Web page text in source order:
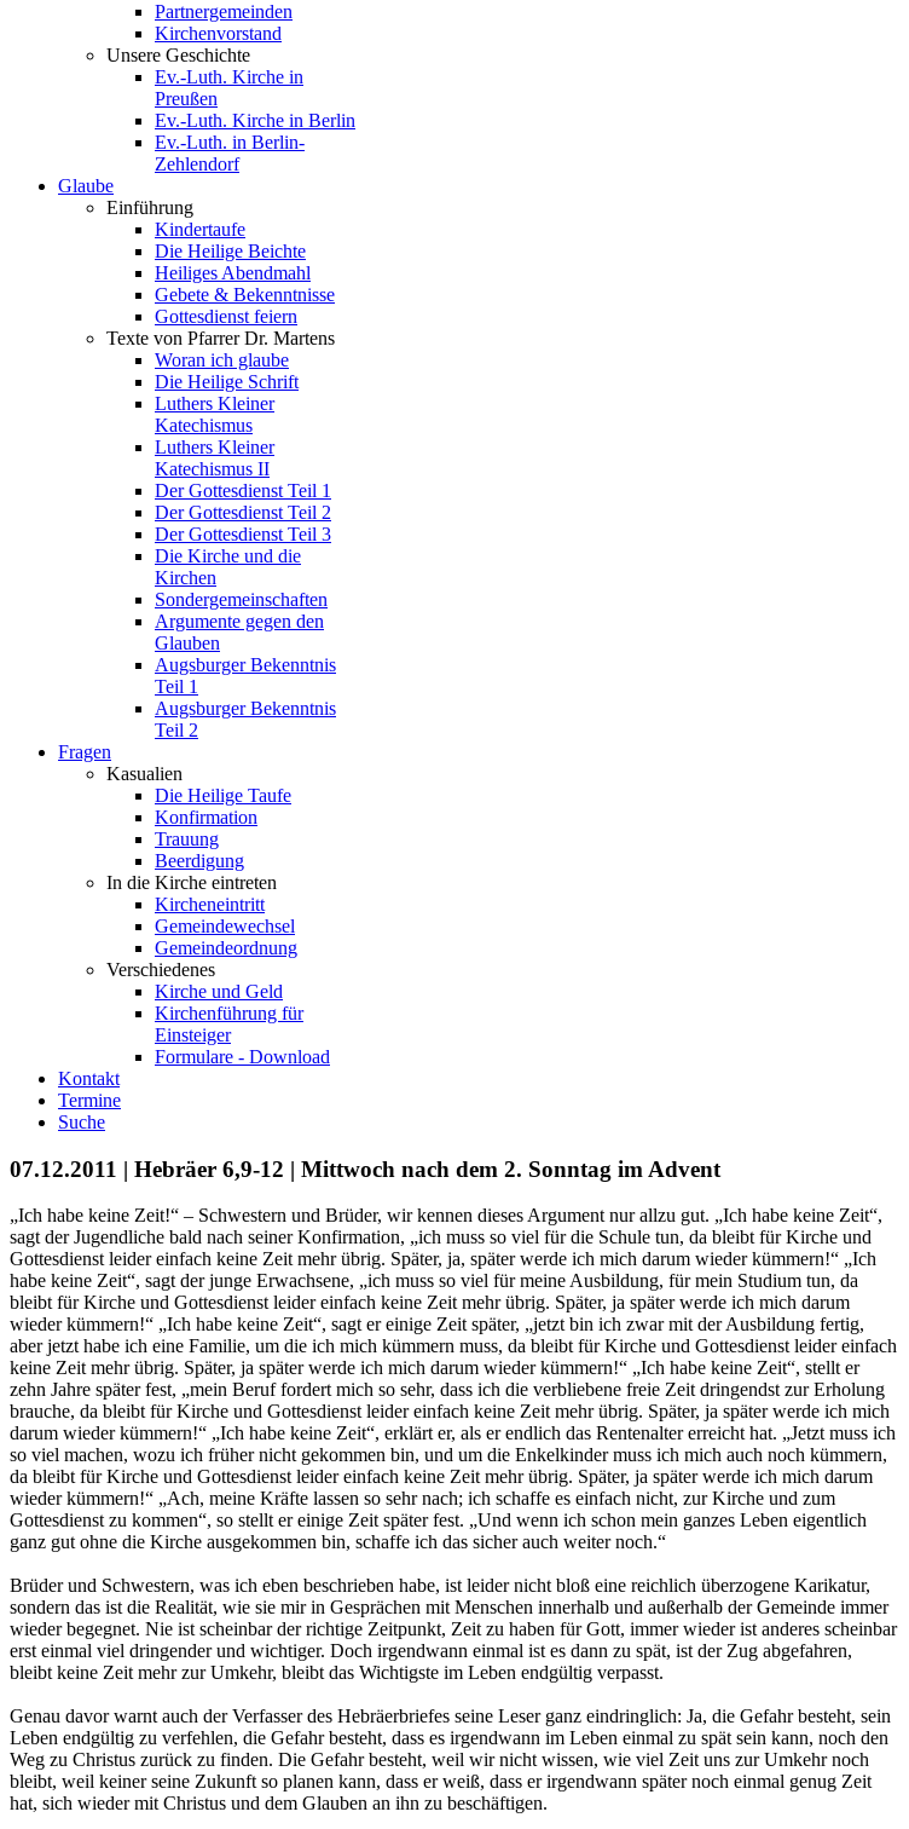
Partnergemeinden
Kirchenvorstand
Unsere Geschichte
Ev.-Luth. Kirche in
Preußen
Ev.-Luth. Kirche in Berlin
Ev.-Luth. in Berlin-
Zehlendorf
Glaube
Einführung
Kindertaufe
Die Heilige Beichte
Heiliges Abendmahl
Gebete & Bekenntnisse
Gottesdienst feiern
Texte von Pfarrer Dr. Martens
Woran ich glaube
Die Heilige Schrift
Luthers Kleiner
Katechismus
Luthers Kleiner
Katechismus II
Der Gottesdienst Teil 1
Der Gottesdienst Teil 2
Der Gottesdienst Teil 3
Die Kirche und die
Kirchen
Sondergemeinschaften
Argumente gegen den
Glauben
Augsburger Bekenntnis
Teil 1
Augsburger Bekenntnis
Teil 2
Fragen
Kasualien
Die Heilige Taufe
Konfirmation
Trauung
Beerdigung
In die Kirche eintreten
Kircheneintritt
Gemeindewechsel
Gemeindeordnung
Verschiedenes
Kirche und Geld
Kirchenführung für
Einsteiger
Formulare - Download
Kontakt
Termine
Suche
07.12.2011 | Hebräer 6,9-12 | Mittwoch nach dem 2. Sonntag im Advent
„Ich habe keine Zeit!“ – Schwestern und Brüder, wir kennen dieses Argument nur allzu gut. „Ich habe keine Zeit“,
sagt der Jugendliche bald nach seiner Konfirmation, „ich muss so viel für die Schule tun, da bleibt für Kirche und
Gottesdienst leider einfach keine Zeit mehr übrig. Später, ja, später werde ich mich darum wieder kümmern!“ „Ich
habe keine Zeit“, sagt der junge Erwachsene, „ich muss so viel für meine Ausbildung, für mein Studium tun, da
bleibt für Kirche und Gottesdienst leider einfach keine Zeit mehr übrig. Später, ja später werde ich mich darum
wieder kümmern!“ „Ich habe keine Zeit“, sagt er einige Zeit später, „jetzt bin ich zwar mit der Ausbildung fertig,
aber jetzt habe ich eine Familie, um die ich mich kümmern muss, da bleibt für Kirche und Gottesdienst leider einfach
keine Zeit mehr übrig. Später, ja später werde ich mich darum wieder kümmern!“ „Ich habe keine Zeit“, stellt er
zehn Jahre später fest, „mein Beruf fordert mich so sehr, dass ich die verbliebene freie Zeit dringendst zur Erholung
brauche, da bleibt für Kirche und Gottesdienst leider einfach keine Zeit mehr übrig. Später, ja später werde ich mich
darum wieder kümmern!“ „Ich habe keine Zeit“, erklärt er, als er endlich das Rentenalter erreicht hat. „Jetzt muss ich
so viel machen, wozu ich früher nicht gekommen bin, und um die Enkelkinder muss ich mich auch noch kümmern,
da bleibt für Kirche und Gottesdienst leider einfach keine Zeit mehr übrig. Später, ja später werde ich mich darum
wieder kümmern!“ „Ach, meine Kräfte lassen so sehr nach; ich schaffe es einfach nicht, zur Kirche und zum
Gottesdienst zu kommen“, so stellt er einige Zeit später fest. „Und wenn ich schon mein ganzes Leben eigentlich
ganz gut ohne die Kirche ausgekommen bin, schaffe ich das sicher auch weiter noch.“
Brüder und Schwestern, was ich eben beschrieben habe, ist leider nicht bloß eine reichlich überzogene Karikatur,
sondern das ist die Realität, wie sie mir in Gesprächen mit Menschen innerhalb und außerhalb der Gemeinde immer
wieder begegnet. Nie ist scheinbar der richtige Zeitpunkt, Zeit zu haben für Gott, immer wieder ist anderes scheinbar
erst einmal viel dringender und wichtiger. Doch irgendwann einmal ist es dann zu spät, ist der Zug abgefahren,
bleibt keine Zeit mehr zur Umkehr, bleibt das Wichtigste im Leben endgültig verpasst.
Genau davor warnt auch der Verfasser des Hebräerbriefes seine Leser ganz eindringlich: Ja, die Gefahr besteht, sein
Leben endgültig zu verfehlen, die Gefahr besteht, dass es irgendwann im Leben einmal zu spät sein kann, noch den
Weg zu Christus zurück zu finden. Die Gefahr besteht, weil wir nicht wissen, wie viel Zeit uns zur Umkehr noch
bleibt, weil keiner seine Zukunft so planen kann, dass er weiß, dass er irgendwann später noch einmal genug Zeit
hat, sich wieder mit Christus und dem Glauben an ihn zu beschäftigen.